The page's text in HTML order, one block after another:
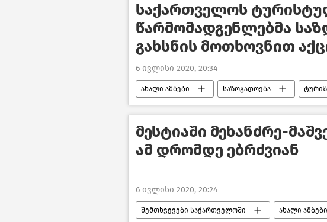
საქართველოს
წარმომადგენლებმა
გახსნის მოთხოვნით
6 ივლისი 2020, 20:34
ახალი ამბები საზოგადოება
COVID-19
მესტიაში მეხანძრე-
ამ დრომდე ებრძვიან
6 ივლისი 2020, 20:24
შემთხვევები საქართველოში ახალი ამბები